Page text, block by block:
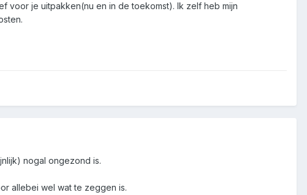
voor je uitpakken(nu en in de toekomst). Ik zelf heb mijn
nogal ongezond is.
allebei wel wat te zeggen is.